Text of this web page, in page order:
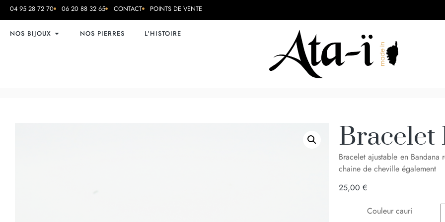
04 95 28 72 70 06 20 88 32 65 CONTACT POINTS DE VENTE
NOS BIJOUX NOS PIERRES L'HISTOIRE
Bracelet
Bracelet ajustable en
chaine de cheville également
25,00 €
Couleur cauri